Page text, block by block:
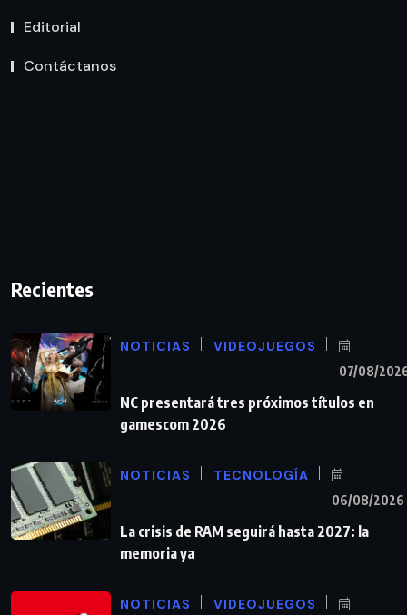
Editorial
Contáctanos
Recientes
NOTICIAS VIDEOJUEGOS
07/08/
NC presentará tres próximos títulos en
gamescom 2026
NOTICIAS TECNOLOGÍA
06/08/2026
La crisis de RAM seguirá hasta 2027: la
memoria ya
NOTICIAS VIDEOJUEGOS